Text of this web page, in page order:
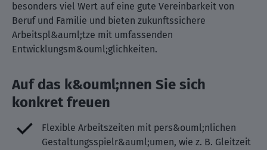
besonders viel Wert auf eine gute Vereinbarkeit von
Beruf und Familie und bieten zukunftssichere
Arbeitspl&auml;tze mit umfassenden
Entwicklungsm&ouml;glichkeiten.
Auf das k&ouml;nnen Sie sich
konkret freuen
Flexible Arbeitszeiten mit pers&ouml;nlichen
Gestaltungsspielr&auml;umen, wie z. B. Gleitzeit